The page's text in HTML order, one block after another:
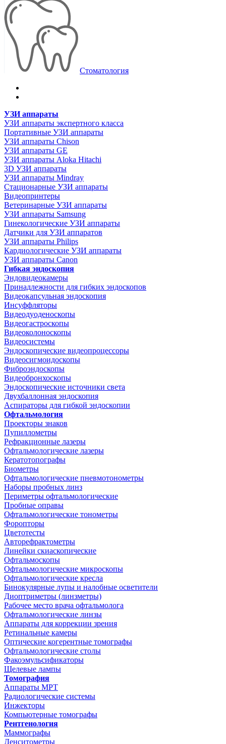
Стоматология
УЗИ аппараты
УЗИ аппараты экспертного класса
Портативные УЗИ аппараты
УЗИ аппараты Chison
УЗИ аппараты GE
УЗИ аппараты Aloka Hitachi
3D УЗИ аппараты
УЗИ аппараты Mindray
Стационарные УЗИ аппараты
Видеопринтеры
Ветеринарные УЗИ аппараты
УЗИ аппараты Samsung
Гинекологические УЗИ аппараты
Датчики для УЗИ аппаратов
УЗИ аппараты Philips
Кардиологические УЗИ аппараты
УЗИ аппараты Canon
Гибкая эндоскопия
Эндовидеокамеры
Принадлежности для гибких эндоскопов
Видеокапсульная эндоскопия
Инсуффляторы
Видеодуоденоскопы
Видеогастроскопы
Видеоколоноскопы
Видеосистемы
Эндоскопические видеопроцессоры
Видеосигмоидоскопы
Фиброэндоскопы
Видеобронхоскопы
Эндоскопические источники света
Двухбаллонная эндоскопия
Аспираторы для гибкой эндоскопии
Офтальмология
Проекторы знаков
Пупиллометры
Рефракционные лазеры
Офтальмологические лазеры
Кератотопографы
Биометры
Офтальмологические пневмотонометры
Наборы пробных линз
Периметры офтальмологические
Пробные оправы
Офтальмологические тонометры
Форопторы
Цветотесты
Авторефрактометры
Линейки скиаскопические
Офтальмоскопы
Офтальмологические микроскопы
Офтальмологические кресла
Бинокулярные лупы и налобные осветители
Диоптриметры (линзметры)
Рабочее место врача офтальмолога
Офтальмологические линзы
Аппараты для коррекции зрения
Ретинальные камеры
Оптические когерентные томографы
Офтальмологические столы
Факоэмульсификаторы
Щелевые лампы
Томография
Аппараты МРТ
Радиологические системы
Инжекторы
Компьютерные томографы
Рентгенология
Маммографы
Денситометры